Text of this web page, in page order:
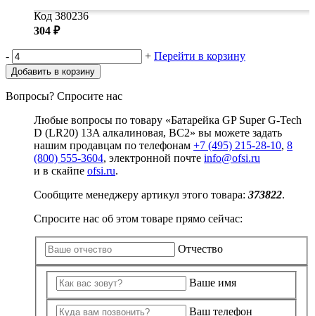
Код 380236
304 ₽
- + Перейти в корзину
Добавить в корзину
Вопросы? Спросите нас
Любые вопросы по товару «Батарейка GP Super G-Tech
D (LR20) 13A алкалиновая, BC2» вы можете задать
нашим продавцам по телефонам +7 (495) 215-28-10, 8
(800) 555-3604, электронной почте info@ofsi.ru
и в скайпе ofsi.ru.
Сообщите менеджеру артикул этого товара: 373822.
Спросите нас об этом товаре прямо сейчас:
Отчество
Ваше имя
Ваш телефон